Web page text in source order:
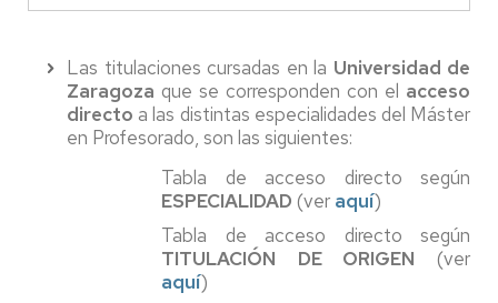
Las titulaciones cursadas en la Universidad de
Zaragoza que se corresponden con el acceso
directo a las distintas especialidades del Máster
en Profesorado, son las siguientes:
Tabla de acceso directo según
ESPECIALIDAD (ver aquí)
Tabla de acceso directo según
TITULACIÓN DE ORIGEN
(ver
aquí)